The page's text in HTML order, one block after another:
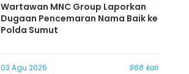
Wartawan MNC Group Laporkan
Dugaan Pencemaran Nama Baik ke
Polda Sumut
03 Agu 2026 968 kali